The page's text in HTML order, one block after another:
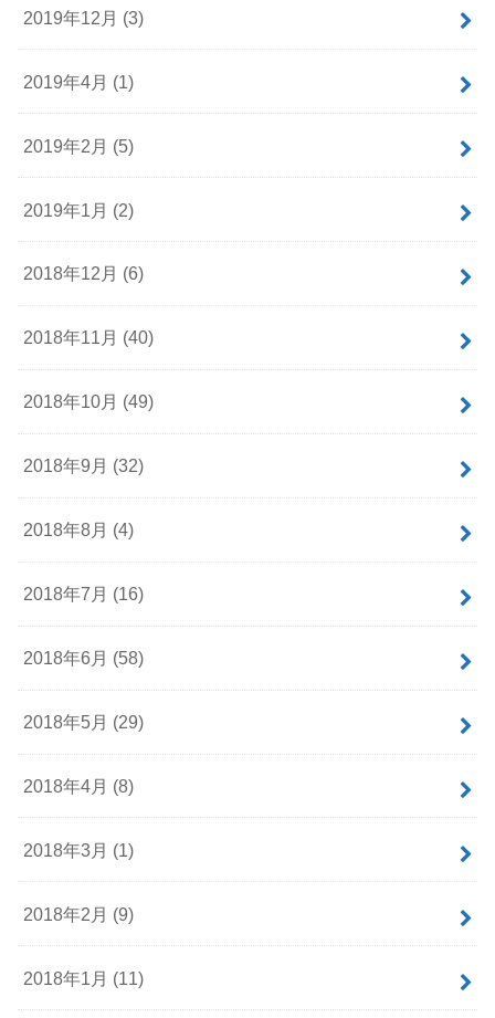
2019年12月 (3)
2019年4月 (1)
2019年2月 (5)
2019年1月 (2)
2018年12月 (6)
2018年11月 (40)
2018年10月 (49)
2018年9月 (32)
2018年8月 (4)
2018年7月 (16)
2018年6月 (58)
2018年5月 (29)
2018年4月 (8)
2018年3月 (1)
2018年2月 (9)
2018年1月 (11)